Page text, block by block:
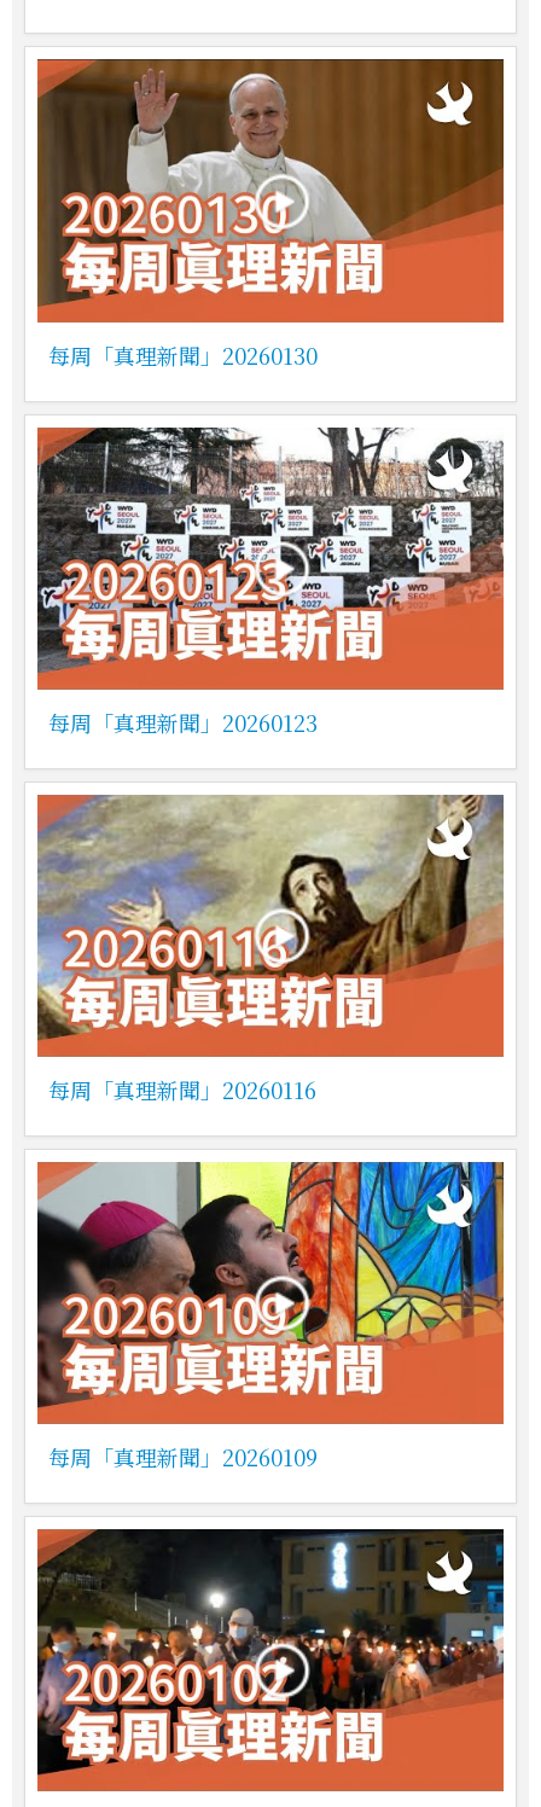
每周「真理新聞」20260130
每周「真理新聞」20260123
每周「真理新聞」20260116
每周「真理新聞」20260109